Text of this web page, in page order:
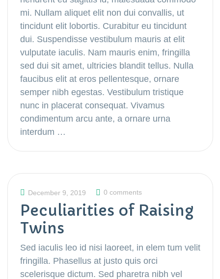
mi. Nullam aliquet elit non dui convallis, ut
tincidunt elit lobortis. Curabitur eu tincidunt
dui. Suspendisse vestibulum mauris at elit
vulputate iaculis. Nam mauris enim, fringilla
sed dui sit amet, ultricies blandit tellus. Nulla
faucibus elit at eros pellentesque, ornare
semper nibh egestas. Vestibulum tristique
nunc in placerat consequat. Vivamus
condimentum arcu ante, a ornare urna
interdum …
December 9, 2019 0 comments
Peculiarities of Raising
Twins
Sed iaculis leo id nisi laoreet, in elem tum velit
fringilla. Phasellus at justo quis orci
scelerisque dictum. Sed pharetra nibh vel